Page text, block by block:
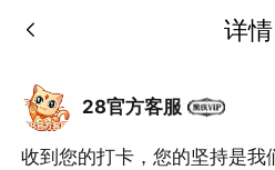
详情
28官方客服
收到您的打卡，您的坚持是